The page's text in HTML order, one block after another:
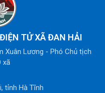
TỬ XÃ ĐAN HẢI
Xuân Lương - Phó Chủ tịch
xã
tỉnh Hà Tĩnh